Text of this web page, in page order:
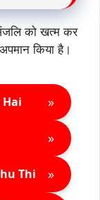
को खत्म कर
किया है।
»
»
Thi »